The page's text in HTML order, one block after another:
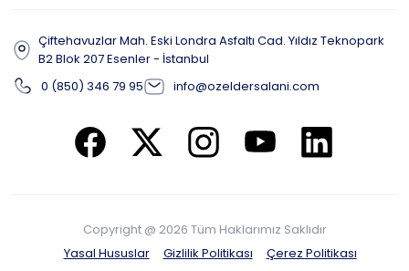
Çiftehavuzlar Mah. Eski Londra Asfaltı Cad. Yıldız Teknopark
B2 Blok 207 Esenler - İstanbul
0 (850) 346 79 95
info@ozeldersalani.com
Copyright @ 2026 Tüm Haklarımız Saklıdır
Yasal Hususlar
Gizlilik Politikası Çerez Politikası